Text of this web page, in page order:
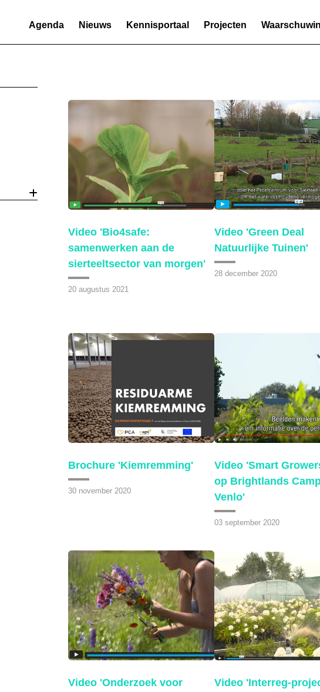
Agenda Nieuws Kennisportaal Projecten
Video 'Bio4safe:
samenwerken aan de
sierteeltsector van morgen'
20 augustus 2021
Video 'Green Deal
Natuurlijke Tuinen'
28 december 2020
Brochure 'Kiemremming'
30 november 2020
Video 'Smart
op Brightlands
Venlo'
03 september 2020
Video 'Onderzoek voor
Video 'Interreg-